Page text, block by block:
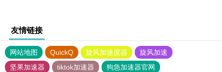
友情链接
网站地图 QuickQ 旋风加速度器
旋风加速
坚果加速器
tiktok加速器
狗急加速器官网